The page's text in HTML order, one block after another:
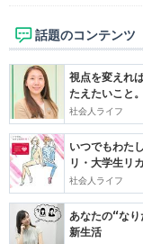
話題のコンテンツ
視点を変えれ
たえたいこと。
社会人ライフ
いつでもわた
リ・大学生リ
社会人ライフ
あなたの“な
新生活